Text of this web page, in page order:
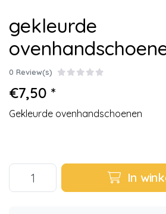
gekleurde
0 Review(s)
€7,50 *
Gekleurde ovenhandschoenen
In